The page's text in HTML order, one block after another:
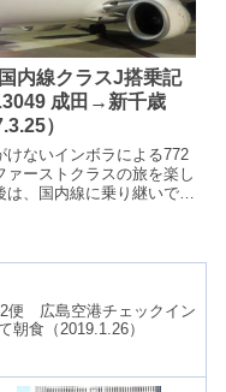
内線クラスJ搭乗記
成田→新千歳
）
けないインボラによる772
ァーストクラスの旅を楽し
は、国内線に乗り継いで新
便 広島空港チェックイン
朝食（2019.1.26）